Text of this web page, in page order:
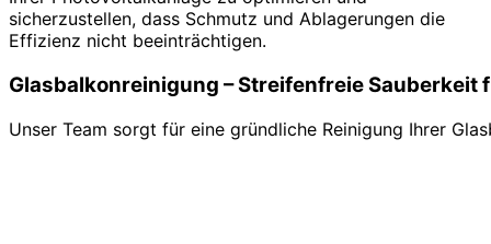
sicherzustellen, dass Schmutz und Ablagerungen die
Effizienz nicht beeinträchtigen.
Glasbalkonreinigung – Streifenfreie Sauberkeit
Unser Team sorgt für eine gründliche Reinigung Ihrer